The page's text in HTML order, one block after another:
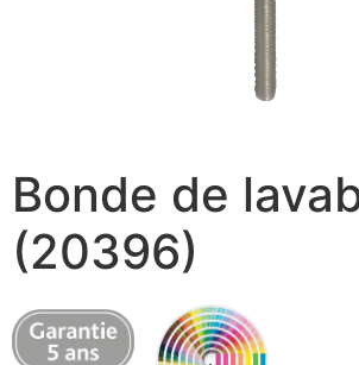
Bonde de
(20396)